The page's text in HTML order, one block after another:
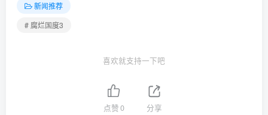
新闻推荐
# 腐烂国度3
喜欢就支持一下吧
点赞0 分享